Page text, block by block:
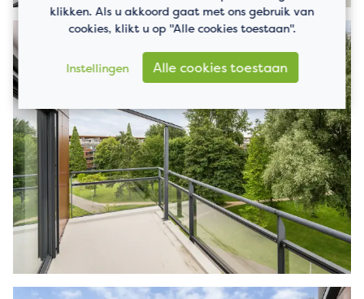
klikken. Als u akkoord gaat met ons gebruik van
cookies, klikt u op "Alle cookies toestaan".
Instellingen Alle cookies toestaan